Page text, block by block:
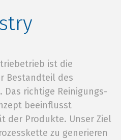
ist die
Bestandteil des
richtige Reinigungs-
beeinflusst
der Produkte. Unser Ziel
zu generieren